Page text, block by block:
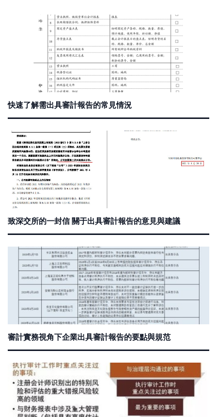
快速了解需出具審計報告的常見情況
致深交所的一封信 關于出具審計報告的意見與建議
審計實務視角下企業出具審計報告的要點與規范